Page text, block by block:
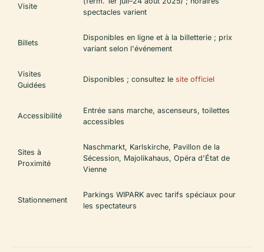
Visite
spectacles varient
Billets
Disponibles en ligne et à la billetterie ; prix
variant selon l'événement
Visites
Guidées
Disponibles ; consultez le site officiel
Accessibilité
Entrée sans marche, ascenseurs, toilettes
accessibles
Sites à
Proximité
Naschmarkt, Karlskirche, Pavillon de la
Sécession, Majolikahaus, Opéra d'État de
Vienne
Stationnement
Parkings WIPARK avec tarifs spéciaux pour
les spectateurs